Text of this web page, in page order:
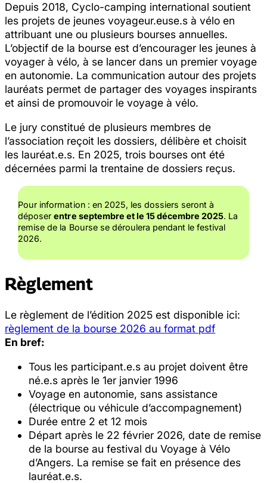
Depuis 2018, Cyclo-camping international soutient
les projets de jeunes voyageur.euse.s à vélo en
attribuant une ou plusieurs bourses annuelles.
L’objectif de la bourse est d’encourager les jeunes à
voyager à vélo, à se lancer dans un premier voyage
en autonomie. La communication autour des projets
lauréats permet de partager des voyages inspirants
et ainsi de promouvoir le voyage à vélo.
Le jury constitué de plusieurs membres de
l’association reçoit les dossiers, délibère et choisit
les lauréat.e.s. En 2025, trois bourses ont été
décernées parmi la trentaine de dossiers reçus.
Pour information : en 2025, les dossiers seront à
déposerentre septembre et le 15 décembre 2025. La
remise de la Bourse se déroulera pendant le festival
2026.
Règlement
Le règlement de l’édition 2025 est disponible ici:
règlement de la bourse 2026 au format pdf
En bref:
Tous les participant.e.s au projet doivent être
né.e.s après le 1er janvier 1996
Voyage en autonomie, sans assistance
(électrique ou véhicule d’accompagnement)
Durée entre 2 et 12 mois
Départ après le 22 février 2026, date de remise
de la bourse au festival du Voyage à Vélo
d’Angers. La remise se fait en présence des
lauréat.e.s.